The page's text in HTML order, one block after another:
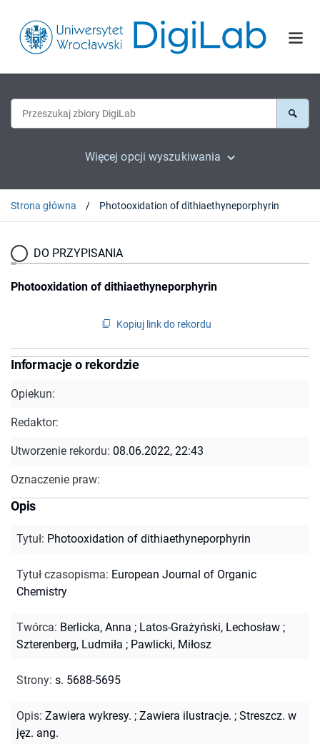
Więcej opcji wyszukiwania
Strona główna Photooxidation of dithiaethyneporphyrin
DO PRZYPISANIA
Photooxidation of dithiaethyneporphyrin
Kopiuj link do rekordu
Informacje o rekordzie
Opiekun:
Redaktor:
Utworzenie rekordu: 08.06.2022, 22:43
Oznaczenie praw:
Opis
Tytuł: Photooxidation of dithiaethyneporphyrin
Tytuł czasopisma: European Journal of Organic
Chemistry
Twórca: Berlicka, Anna ; Latos-Grażyński, Lechosław ;
Szterenberg, Ludmiła ; Pawlicki, Miłosz
Strony: s. 5688-5695
Opis: Zawiera wykresy. ; Zawiera ilustracje. ; Streszcz. w
jęz. ang.